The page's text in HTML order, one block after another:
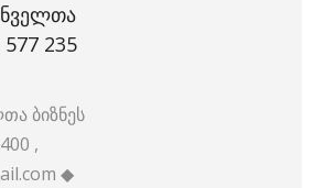
577 235
ბიზნეს
,
◆